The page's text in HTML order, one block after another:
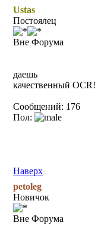
Ustas
Постоялец
Вне Форума
даешь
качественный OCR!
Сообщений: 176
Пол:
Наверх
petoleg
Новичок
Вне Форума